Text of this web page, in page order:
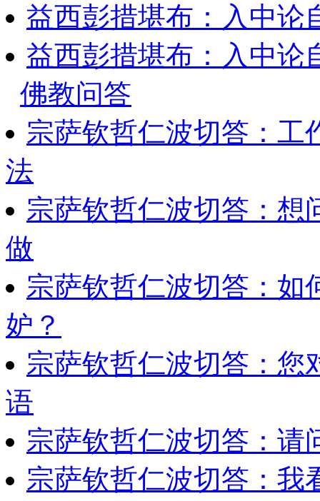
益西彭措堪布：入中论
益西彭措堪布：入中论
佛教问答
宗萨钦哲仁波切答：工
法
宗萨钦哲仁波切答：想
做
宗萨钦哲仁波切答：如
妒？
宗萨钦哲仁波切答：您
语
宗萨钦哲仁波切答：请
宗萨钦哲仁波切答：我